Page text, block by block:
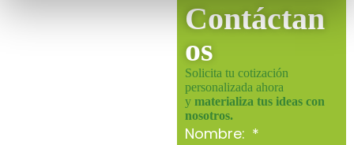
Contáctan
os
Solicita tu cotización
personalizada ahora
y materializa tus ideas con
nosotros.
Nombre: